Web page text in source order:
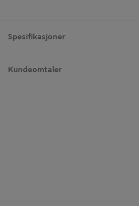
Spesifikasjoner
Kundeomtaler